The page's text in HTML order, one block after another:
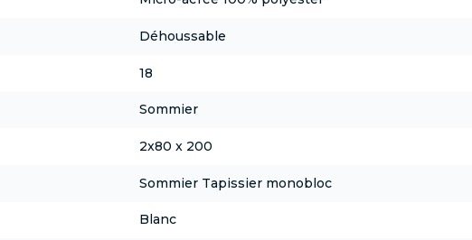
Déhoussable
18
Sommier
2x80 x 200
Sommier Tapissier monobloc
Blanc